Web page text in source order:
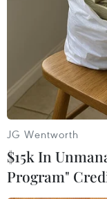
phápquy cần
đầu năm
nhiệm vai trò
Tại hội thảo,
viên
Philippines đã
quý báu về
cũng như kinh
trung tâm của
JG Wentworth
$15k In
Program"